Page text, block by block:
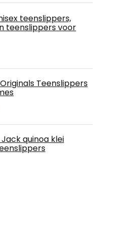
teenslippers,
teenslippers voor
Teenslippers
quinoa klei